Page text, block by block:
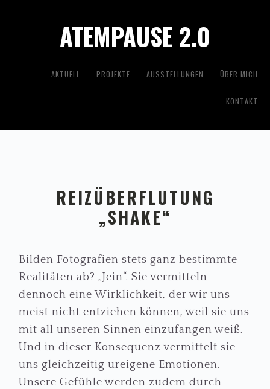
HauptnavigationATEMPAUSE 2.0
AKTUELL PROJEKTE AUSSTELLUNGEN ÜBER MICH
KONTAKT
REIZÜBERFLUTUNG
„SHAKE“
Bilden Fotografien stets ganz bestimmte
Realitäten ab? „Jein“. Sie vermitteln
dennoch eine Wirklichkeit, der wir uns
meist nicht entziehen können, weil sie uns
mit all unseren Sinnen einzufangen weiß.
Und in dieser Konsequenz vermittelt sie
uns gleichzeitig ureigene Emotionen.
Unsere Gefühle werden zudem durch